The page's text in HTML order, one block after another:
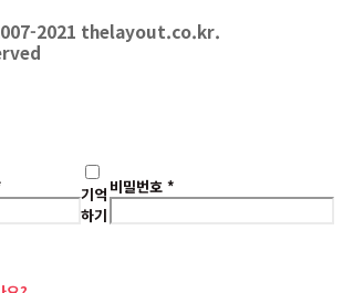
2021 thelayout.co.kr.
비밀번호 *
기억
하기